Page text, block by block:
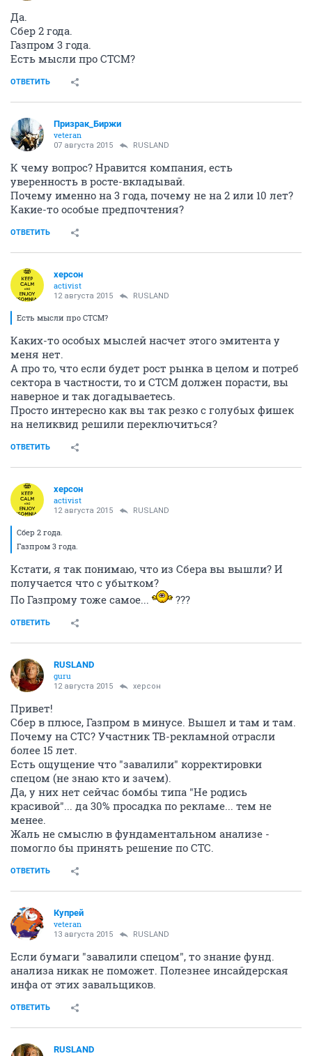
Да.
Сбер 2 года.
Газпром 3 года.
Есть мысли про CTCM?
ОТВЕТИТЬ
Призрак_Биржи
veteran
07 августа 2015 RUSLAND
К чему вопрос? Нравится компания, есть
уверенность в росте-вкладывай.
Почему именно на 3 года, почему не на 2 или 10 лет?
Какие-то особые предпочтения?
ОТВЕТИТЬ
херсон
activist
12 августа 2015 RUSLAND
Есть мысли про CTCM?
Каких-то особых мыслей насчет этого эмитента у
меня нет.
А про то, что если будет рост рынка в целом и потреб
сектора в частности, то и СТСМ должен порасти, вы
наверное и так догадываетесь.
Просто интересно как вы так резко с голубых фишек
на неликвид решили переключиться?
ОТВЕТИТЬ
херсон
activist
12 августа 2015 RUSLAND
Сбер 2 года.
Газпром 3 года.
Кстати, я так понимаю, что из Сбера вы вышли? И
получается что с убытком?
По Газпрому тоже самое...
???
ОТВЕТИТЬ
RUSLAND
guru
12 августа 2015 херсон
Привет!
Сбер в плюсе, Газпром в минусе. Вышел и там и там.
Почему на СТС? Участник ТВ-рекламной отрасли
более 15 лет.
Есть ощущение что "завалили" корректировки
спецом (не знаю кто и зачем).
Да, у них нет сейчас бомбы типа "Не родись
красивой"... да 30% просадка по рекламе... тем не
менее.
Жаль не смыслю в фундаментальном анализе -
помогло бы принять решение по СТС.
ОТВЕТИТЬ
Купрей
veteran
13 августа 2015 RUSLAND
Если бумаги "завалили спецом", то знание фунд.
анализа никак не поможет. Полезнее инсайдерская
инфа от этих завальщиков.
ОТВЕТИТЬ
RUSLAND